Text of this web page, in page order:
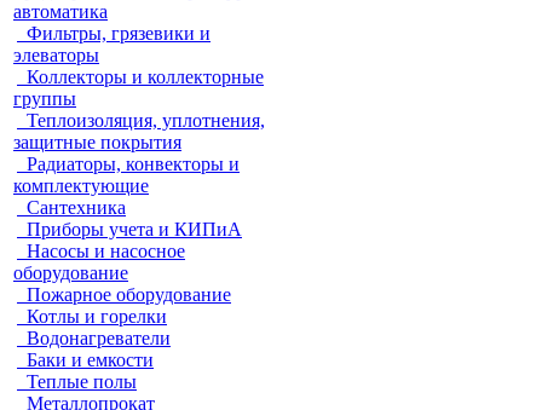
автоматика
Фильтры, грязевики и
элеваторы
Коллекторы и коллекторные
группы
Теплоизоляция, уплотнения,
защитные покрытия
Радиаторы, конвекторы и
комплектующие
Сантехника
Приборы учета и КИПиА
Насосы и насосное
оборудование
Пожарное оборудование
Котлы и горелки
Водонагреватели
Баки и емкости
Теплые полы
Металлопрокат